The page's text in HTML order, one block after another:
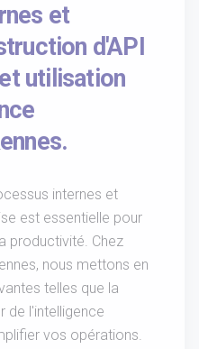
et
d'API
utilisation
internes et
est essentielle pour
productivité. Chez
nous mettons en
telles que la
de l'intelligence
vos opérations.